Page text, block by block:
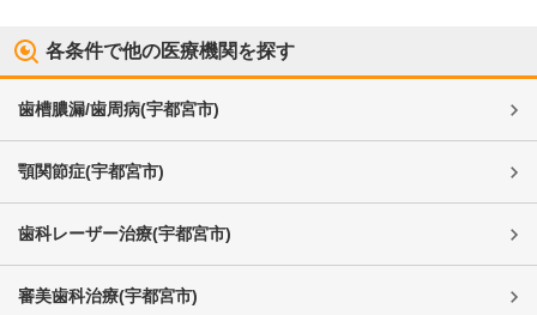
各条件で他の医療機関を探す
歯槽膿漏/歯周病(宇都宮市)
顎関節症(宇都宮市)
歯科レーザー治療(宇都宮市)
審美歯科治療(宇都宮市)